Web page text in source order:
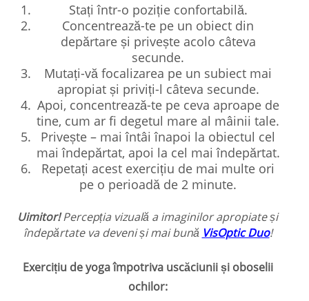
Stați într-o poziție confortabilă.
Concentrează-te pe un obiect din
depărtare și privește acolo câteva
secunde.
Mutați-vă focalizarea pe un subiect mai
apropiat și priviți-l câteva secunde.
Apoi, concentrează-te pe ceva aproape de
tine, cum ar fi degetul mare al mâinii tale.
Privește – mai întâi înapoi la obiectul cel
mai îndepărtat, apoi la cel mai îndepărtat.
Repetați acest exercițiu de mai multe ori
pe o perioadă de 2 minute.
Uimitor!Percepția vizuală a imaginilor apropiate și
îndepărtate va deveni și mai bună VisOptic Duo!
Exercițiu de yoga împotriva uscăciunii și oboselii
ochilor: